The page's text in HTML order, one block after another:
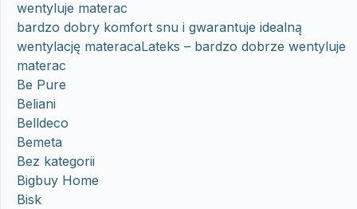
wentyluje materac
bardzo dobry komfort snu i gwarantuje idealną
wentylację materacaLateks – bardzo dobrze wentyluje
materac
Be Pure
Beliani
Belldeco
Bemeta
Bez kategorii
Bigbuy Home
Bisk